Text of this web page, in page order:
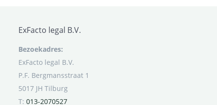
ExFacto legal B.V.
Bezoekadres:
ExFacto legal B.V.
P.F. Bergmansstraat 1
5017 JH Tilburg
T: 013-2070527